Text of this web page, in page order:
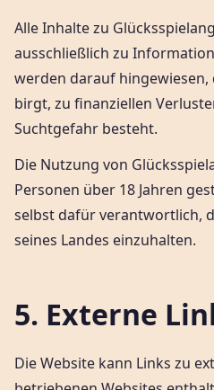
Alle Inhalte zu
ausschließlich zu
werden darauf hingewiesen,
birgt, zu finanziellen
Suchtgefahr besteht.
Die Nutzung von
Personen über 18 Jahren
selbst dafür verantwortlich,
seines Landes einzuhalten.
5. Externe
Die Website kann Links zu